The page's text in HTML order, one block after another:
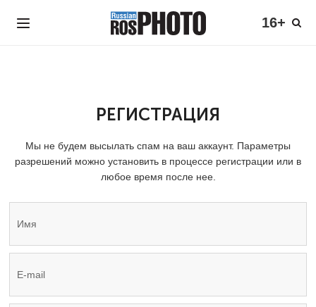
16+
РЕГИСТРАЦИЯ
Мы не будем высылать спам на ваш аккаунт. Параметры
разрешений можно установить в процессе регистрации или в
любое время после нее.